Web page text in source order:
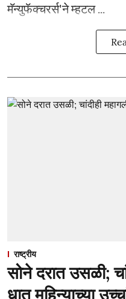
मॅन्युफॅक्चरर्स'ने म्हटल ...
राष्ट्रीय
सोने दरात उसळी;